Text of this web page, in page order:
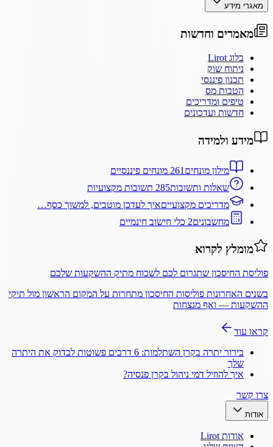
מאגרי מידע
מאמרים וחדשות
בלוג Lirot
ניתוח שוק
תכנון פיננסי
הטבות מס
טיפים ומדריכים
חדשות ועדכונים
מידע ולמידה
מילון מונחים 261 מונחים פיננסיים
שאלות ותשובות285 תשובות מקצועיות
מדריכים מקצועייםאיך לעדכן מוטבים, למשוך כסף…
מחשבונים2 כלי חישוב חינמיים
מומלץ לקרוא
פוליסת החיסכון שתגרום לכם לשכוח מתיק ההשקעות שלכם
בשנים האחרונות פוליסות החיסכון מתחרות על המקום הראשון מול תיקי
ההשקעות — ואף מנצחות
קראו עוד
בירור יתרה בקרן השתלמות: 6 דרכים פשוטות לבדוק את היתרה
שלך
איך להוזיל דמי ניהול בקרן פנסיה?
צרו קשר
אודות
אודות Lirot